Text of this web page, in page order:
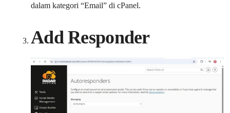
dalam kategori “Email” di cPanel.
Add Responder